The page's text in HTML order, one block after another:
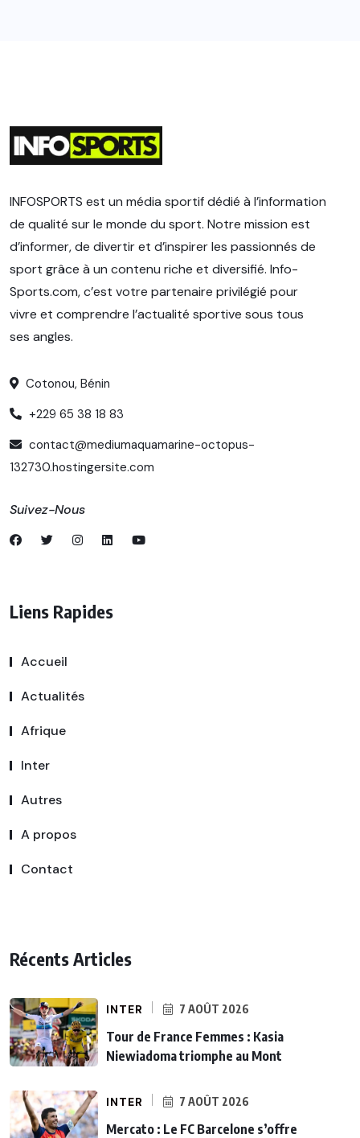
INFOSPORTS est un média sportif dédié à l’information
de qualité sur le monde du sport. Notre mission est
d’informer, de divertir et d’inspirer les passionnés de
sport grâce à un contenu riche et diversifié. Info-
Sports.com, c’est votre partenaire privilégié pour
vivre et comprendre l’actualité sportive sous tous
ses angles.
Cotonou, Bénin
+229 65 38 18 83
contact@mediumaquamarine-octopus-
132730.hostingersite.com
Suivez-Nous
Liens Rapides
Accueil
Actualités
Afrique
Inter
Autres
A propos
Contact
Récents Articles
INTER 7 AOÛT 2026
Tour de France Femmes : Kasia
Niewiadoma triomphe au Mont
INTER 7 AOÛT 2026
Mercato : Le FC Barcelone s’offre